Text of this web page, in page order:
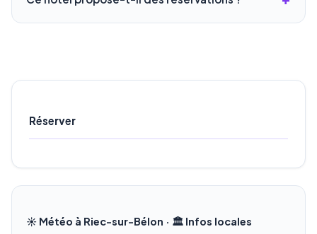
Réserver
☀️ Météo à Riec-sur-Bélon · 🏛️ Infos locales